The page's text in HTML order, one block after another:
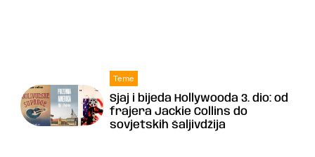
Teme
Sjaj i bijeda Hollywooda 3. dio: od
frajera Jackie Collins do
sovjetskih šaljivdžija